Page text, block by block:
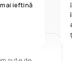
ieftină